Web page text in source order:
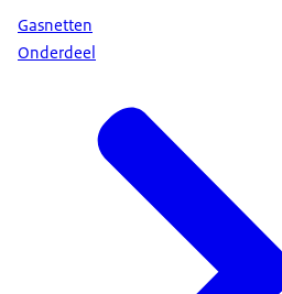
Gasnetten
Onderdeel